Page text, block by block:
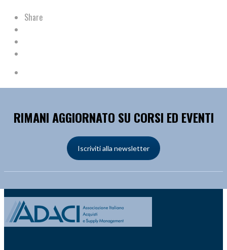
Share
RIMANI AGGIORNATO SU CORSI ED EVENTI
Iscriviti alla newsletter